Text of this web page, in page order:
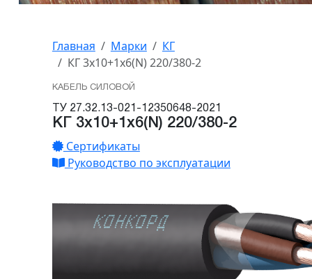
Главная Марки
КГ
КГ 3х10+1х6(N) 220/380-2
КАБЕЛЬ СИЛОВОЙ
ТУ 27.32.13-021-12350648-2021
КГ 3х10+1х6(N) 220/380-2
Сертификаты
Руководство по эксплуатации